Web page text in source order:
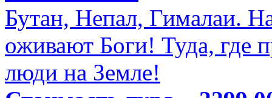
Бутан, Непал, Гималаи.
оживают Боги! Туда, где
люди на Земле!